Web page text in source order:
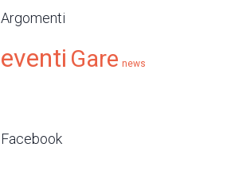
Argomenti
eventi Gare news
Facebook